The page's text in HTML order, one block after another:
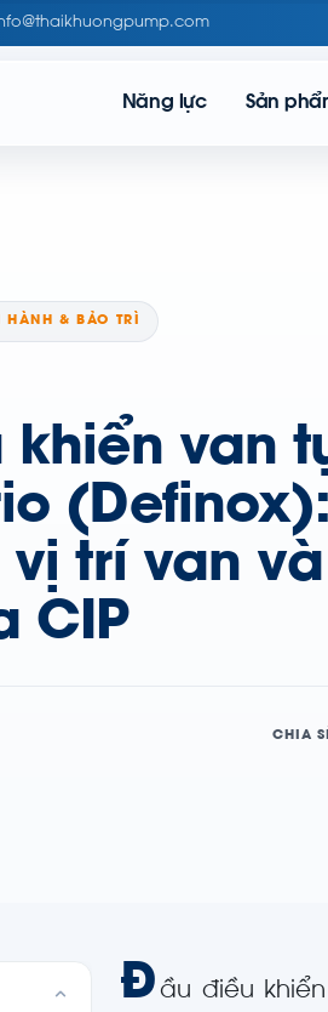
Năng lực Sản
HÀNH & BẢO TRÌ
van
(Definox):
trí van
CIP
CHIA
Đ ầu điều